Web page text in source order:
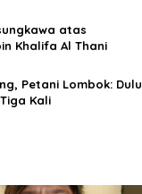
atas
Khalifa Al Thani
Petani Lombok: Dulu
Kali